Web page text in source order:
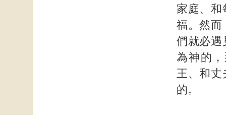
家庭、和
福。然而
們就必遇
為神的
王、和丈
的。